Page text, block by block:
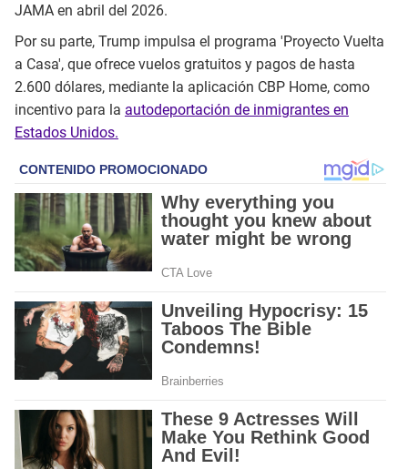
JAMA en abril del 2026.
Por su parte, Trump impulsa el programa 'Proyecto Vuelta
a Casa', que ofrece vuelos gratuitos y pagos de hasta
2.600 dólares, mediante la aplicación CBP Home, como
incentivo para la autodeportación de inmigrantes en
Estados Unidos.